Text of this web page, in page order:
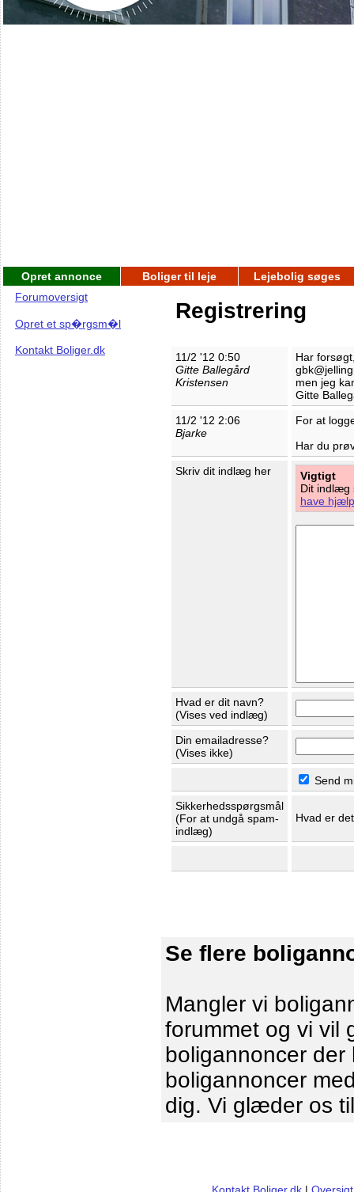
Opret annonce Boliger til leje
Lejebolig søges
Forumoversigt
Opret et sp�rgsm�l
Kontakt Boliger.dk
Registrering
11/2 '12 0:50
Gitte Ballegård
Kristensen
Har
men jeg
Gitte
11/2 '12 2:06
Bjarke
For at
Har du
Skriv dit indlæg her
Vigtigt
Dit indlæg
have
Hvad er dit navn?
(Vises ved indlæg)
Din emailadresse?
(Vises ikke)
Send
Sikkerhedsspørgsmål
(For at undgå spam-
indlæg)
Hvad er
Se flere
Mangler vi
forummet og vi vil
boligannoncer der
boligannoncer
dig. Vi glæder os